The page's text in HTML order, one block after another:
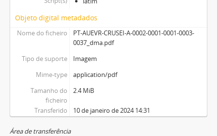
Objeto digital metadados
Nome do ficheiro
PT-AUEVR-CRUSEI-A-0002-0001-0001-0003-
0037_dma.pdf
Tipo de suporte
Imagem
Mime-type
application/pdf
Tamanho do
ficheiro
2.4 MiB
Transferido 10 de janeiro de 2024 14:31
Área de transferência